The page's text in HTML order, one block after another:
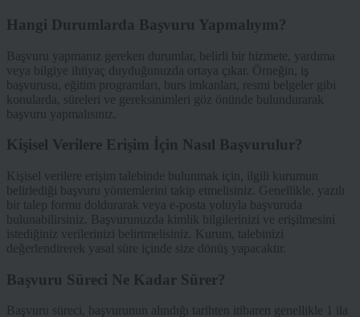
Hangi Durumlarda Başvuru Yapmalıyım?
Başvuru yapmanız gereken durumlar, belirli bir hizmete, yardıma
veya bilgiye ihtiyaç duyduğunuzda ortaya çıkar. Örneğin, iş
başvurusu, eğitim programları, burs imkanları, resmi belgeler gibi
konularda, süreleri ve gereksinimleri göz önünde bulundurarak
başvuru yapmalısınız.
Kişisel Verilere Erişim İçin Nasıl Başvurulur?
Kişisel verilere erişim talebinde bulunmak için, ilgili kurumun
belirlediği başvuru yöntemlerini takip etmelisiniz. Genellikle, yazılı
bir talep formu doldurarak veya e-posta yoluyla başvuruda
bulunabilirsiniz. Başvurunuzda kimlik bilgilerinizi ve erişilmesini
istediğiniz verilerinizi belirtmelisiniz. Kurum, talebinizi
değerlendirerek yasal süre içinde size dönüş yapacaktır.
Başvuru Süreci Ne Kadar Sürer?
Başvuru süreci, başvurunun alındığı tarihten itibaren genellikle 1 ila